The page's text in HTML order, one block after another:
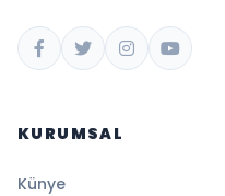
KURUMSAL
Künye